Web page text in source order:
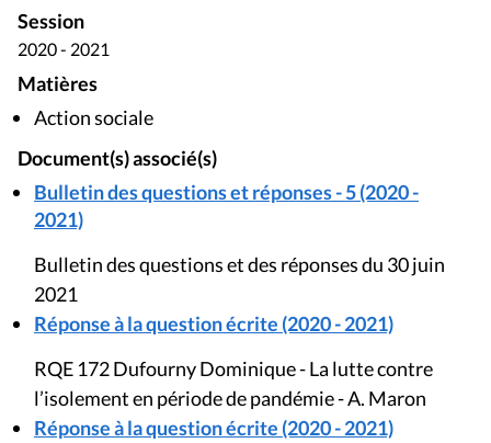
Session
2020 - 2021
Matières
Action sociale
Document(s) associé(s)
Bulletin des questions et réponses - 5 (2020 -
2021)
Bulletin des questions et des réponses du 30 juin
2021
Réponse à la question écrite (2020 - 2021)
RQE 172 Dufourny Dominique - La lutte contre
l’isolement en période de pandémie - A. Maron
Réponse à la question écrite (2020 - 2021)